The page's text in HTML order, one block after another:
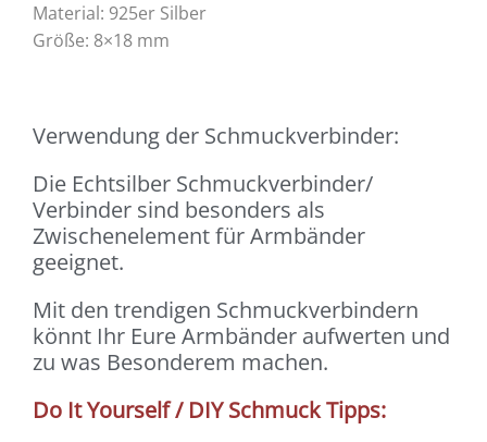
Material: 925er Silber
Größe: 8×18 mm
Verwendung der Schmuckverbinder:
Die Echtsilber Schmuckverbinder/
Verbinder sind besonders als
Zwischenelement für Armbänder
geeignet.
Mit den trendigen Schmuckverbindern
könnt Ihr Eure Armbänder aufwerten und
zu was Besonderem machen.
Do It Yourself / DIY Schmuck Tipps: